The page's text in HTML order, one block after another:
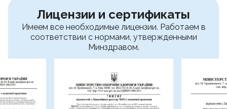
Лицензии и сертификаты
Имеем все необходимые лицензии. Работаем в
соответствии с нормами, утвержденными
Минздравом.